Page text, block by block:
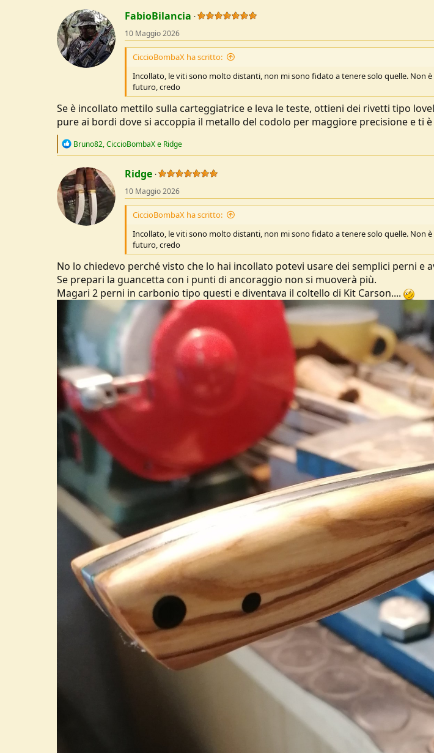
t
i
o
n
s
:
FabioBilancia
10 Maggio 2026
CiccioBombaX ha scritto:
Incollato, le viti sono molto distanti, non mi sono fidato a tenere solo quelle. Non
futuro, credo
Se è incollato mettilo sulla carteggiatrice e leva le teste, ottieni dei rivetti tipo
pure ai bordi dove si accoppia il metallo del codolo per maggiore precisione e ti
R
c
t
i
o
n
s
Bruno82,CiccioBombaXe Ridge
Ridge
10 Maggio 2026
CiccioBombaX ha scritto:
Incollato, le viti sono molto distanti, non mi sono fidato a tenere solo quelle. Non
futuro, credo
No lo chiedevo perché visto che lo hai incollato potevi usare dei semplici perni e
Se prepari la guancetta con i punti di ancoraggio non si muoverà più.
Magari 2 perni in carbonio tipo questi e diventava il coltello di Kit Carson....